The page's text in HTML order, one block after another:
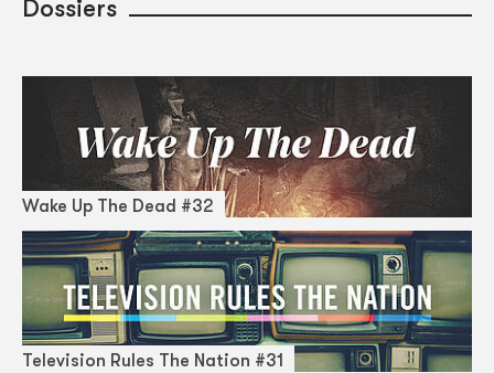
Dossiers
Wake Up The Dead #32
Television Rules The Nation #31